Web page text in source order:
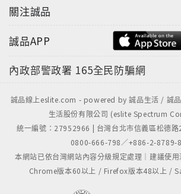
關注誠品
誠品APP
內政部警政署 165全民防騙網
誠品線上eslite.com - powered by 誠品生活 / 誠
生活股份有限公司 (eslite Spectrum
統一編號：27952966 | 台灣台北市信義區松德路
0800-666-798／+886-2-8789-
本網站已依台灣網站內容分級規定處理｜建議使
Chrome版本60以上 / Firefox版本48以上 /